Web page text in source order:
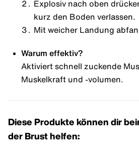
Explosiv nach oben
kurz den Boden verlassen.
Mit weicher Landung
Warum effektiv?
Aktiviert schnell zuckende
Muskelkraft und -volumen.
Diese Produkte können dir
der Brust helfen: